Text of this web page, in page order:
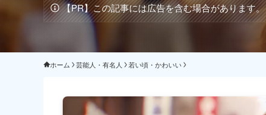
【PR】この記事には広告を含む場合があります。
ホーム 芸能人・有名人 若い頃・かわいい